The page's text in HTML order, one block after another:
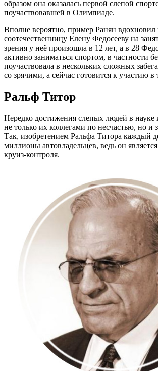
образом она оказалась первой слепой
поучаствовавшей в Олимпиаде.
Вполне вероятно, пример Ранян
соотечественницу Елену Федосееву на
зрения у неё произошла в 12 лет, а в 28
активно заниматься спортом, в частности
поучаствовала в нескольких сложных
со зрячими, а сейчас готовится к участию в
Ральф Титор
Нередко достижения слепых людей в науке
не только их коллегами по несчастью, но и
Так, изобретением Ральфа Титора каждый
миллионы автовладельцев, ведь он
круиз-контроля.